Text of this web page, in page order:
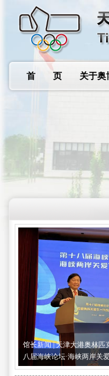
首 页 关于奥
馆长新闻 | 天津大港奥林
八届海峡论坛·海峡两岸关